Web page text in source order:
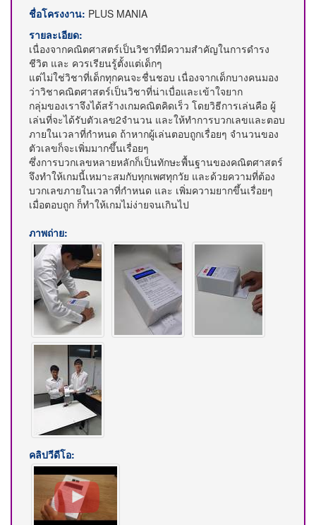
ชื่อโครงงาน: PLUS MANIA
รายละเอียด:
เนื่องจากคณิตศาสตร์เป็นวิชาที่มีความสำคัญในการดำรง
ชีวิต และ ควรเรียนรู้ตั้งแต่เด็กๆ
แต่ไม่ใช่วิชาที่เด็กทุกคนจะชื่นชอบ เนื่องจากเด็กบางคนมอง
ว่าวิชาคณิตศาสตร์เป็นวิชาที่น่าเบื่อและเข้าใจยาก
กลุ่มของเราจึงได้สร้างเกมคณิตคิดเร็ว โดยวิธีการเล่นคือ ผู้
เล่นที่จะได้รับตัวเลข2จำนวน และให้ทำการบวกเลขและตอบ
ภายในเวลาที่กำหนด ถ้าหากผู้เล่นตอบถูกเรื่อยๆ จำนวนของ
ตัวเลขก็จะเพิ่มมากขึ้นเรื่อยๆ
ซึ่งการบวกเลขหลายหลักก็เป็นทักษะพื้นฐานของคณิตศาสตร์
จึงทำให้เกมนี้เหมาะสมกับทุกเพศทุกวัย และด้วยความที่ต้อง
บวกเลขภายในเวลาที่กำหนด และ เพิ่มความยากขึ้นเรื่อยๆ
เมื่อตอบถูก ก็ทำให้เกมไม่ง่ายจนเกินไป
ภาพถ่าย:
คลิปวีดีโอ: